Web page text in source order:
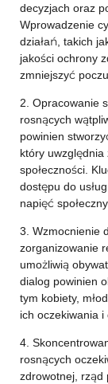
decyzjach oraz
Wprowadzenie
działań, takich
jakości ochrony
zmniejszyć
2. Opracowanie
rosnących
powinien
który
społeczności.
dostępu do
napięć
3. Wzmocnienie
zorganizowanie
umożliwią
dialog powinien
tym kobiety,
ich oczekiwania i
4.
rosnących
zdrowotnej, rząd